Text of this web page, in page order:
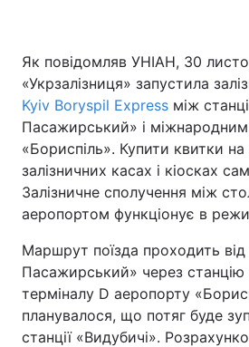
Як повідомляв УНІАН, 30
«Укрзалізниця» запустила
Kyiv Boryspil Express між
Пасажирський» і
«Бориспіль». Купити квитки
залізничних касах і кіосках
Залізничне сполучення між
аеропортом функціонує в
Маршрут поїзда проходить від
Пасажирський» через
терміналу D аеропорту
планувалося, що потяг буде
станції «Видубичі».